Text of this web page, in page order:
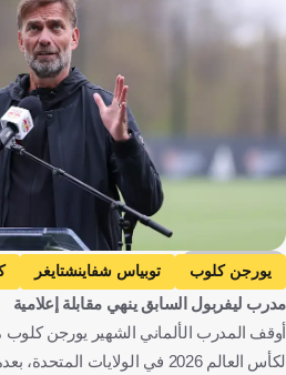
Getty Images
يورجن كلوب توبياس شفاينشتايغر
كوت ديفوار
كوراساو ضد كوت
ألمانيا ضد كوت ديفوار
ألمانيا
مدرب ليفربول السابق ينهي مقابلة إعلامية
أوقف المدرب الألماني الشهير يورجن كلوب
لكأس العالم 2026 في الولايات